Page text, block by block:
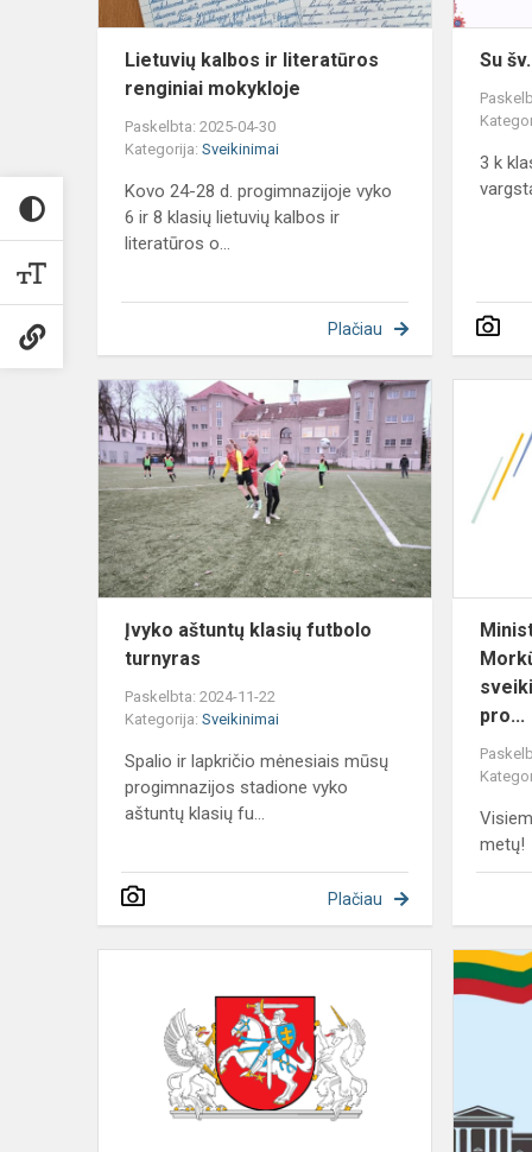
Lietuvių kalbos ir literatūros
renginiai mokykloje
Paskelbta: 2025-04-30
Kategorija: Sveikinimai
Kovo 24-28 d. progimnazijoje vyko
6 ir 8 klasių lietuvių kalbos ir
literatūros o...
Plačiau
Su
3 k
aštuntų
klasių
futbolo
turnyras
Įvyko aštuntų klasių futbolo
turnyras
Paskelbta: 2024-11-22
Kategorija: Sveikinimai
Spalio ir lapkričio mėnesiais mūsų
progimnazijos stadione vyko
aštuntų klasių fu...
Plačiau
pro...
metų!
Prezidento
sveikinimas
dienos
proga